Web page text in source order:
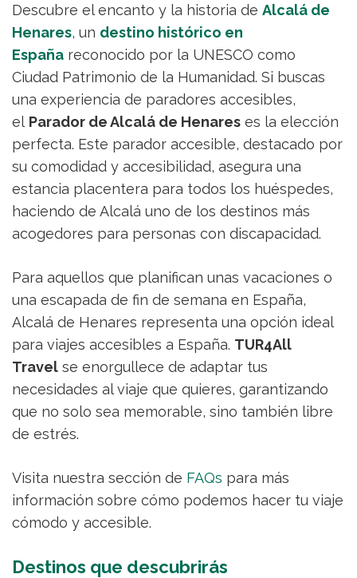
Descubre el encanto y la historia de Alcalá de
Henares, un destino histórico en
España reconocido por la UNESCO como
Ciudad Patrimonio de la Humanidad. Si buscas
una experiencia de paradores accesibles,
el Parador de Alcalá de Henares es la elección
perfecta. Este parador accesible, destacado por
su comodidad y accesibilidad, asegura una
estancia placentera para todos los huéspedes,
haciendo de Alcalá uno de los destinos más
acogedores para personas con discapacidad.
Para aquellos que planifican unas vacaciones o
una escapada de fin de semana en España,
Alcalá de Henares representa una opción ideal
para viajes accesibles a España. TUR4All
Travel se enorgullece de adaptar tus
necesidades al viaje que quieres, garantizando
que no solo sea memorable, sino también libre
de estrés.
Visita nuestra sección de FAQs para más
información sobre cómo podemos hacer tu viaje
cómodo y accesible.
Destinos que descubrirás